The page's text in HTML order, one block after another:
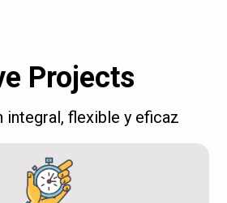
Projects
integral, flexible y eficaz